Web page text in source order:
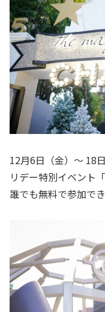
12月6日（金）～ 18
リデー特別イベント
誰でも無料で参加で